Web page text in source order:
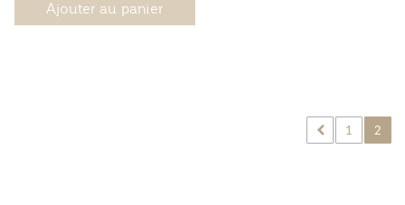
Ajouter au panier
1 2